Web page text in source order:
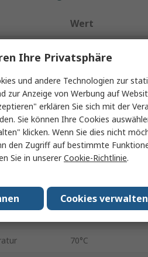
Wert
19V dc
1
-20°C
70°C
Ihre Privatsphäre
und andere Technologien zur
zur Anzeige von Werbung auf
erklären Sie sich mit der
Sie können Ihre Cookies
klicken. Wenn Sie dies nicht
den Zugriff auf bestimmte
Sie in unsererCookie-Richtlinie.
Cookies verwalten